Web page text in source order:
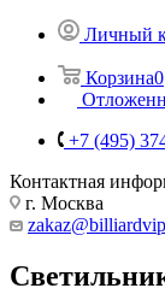
Личный
Корзина0
+7 (495)
Контактная
г. Москва